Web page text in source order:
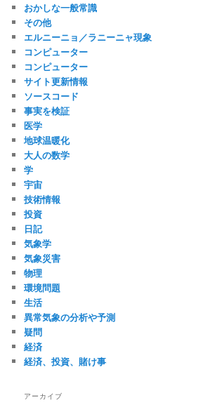
おかしな一般常識
その他
エルニーニョ／ラニーニャ現象
コンピューター
コンピューター
サイト更新情報
ソースコード
事実を検証
医学
地球温暖化
大人の数学
学
宇宙
技術情報
投資
日記
気象学
気象災害
物理
環境問題
生活
異常気象の分析や予測
疑問
経済
経済、投資、賭け事
アーカイブ